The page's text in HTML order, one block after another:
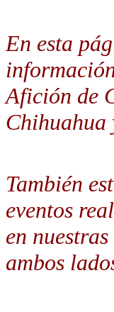
En esta
Afición de
Chihuahua
También
eventos
en
ambos